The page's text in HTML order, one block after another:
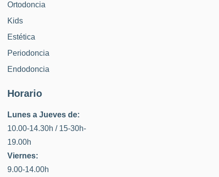
Ortodoncia
Kids
Estética
Periodoncia
Endodoncia
Horario
Lunes a Jueves de:
10.00-14.30h / 15-30h-
19.00h
Viernes:
9.00-14.00h